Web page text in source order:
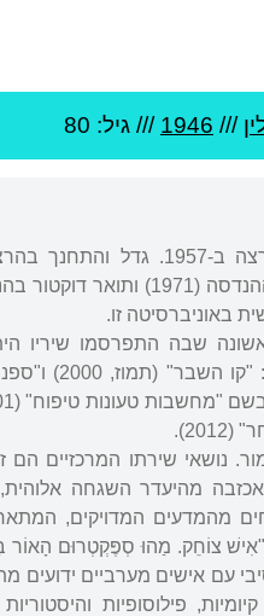
///
1946 /// גיל: 80
נולד בסביאבודזיצה, פולין,
באוניברסיטה זו.
נושאי שירתו המרכזיים הם
מהיעדר השגחה
מהמדעים המדויקים,
צוֹחֵק. מַהוּ סְפֶּקְטְרוּם הָאוֹר
עם אישים מערביים ידועים
פילוסופיות